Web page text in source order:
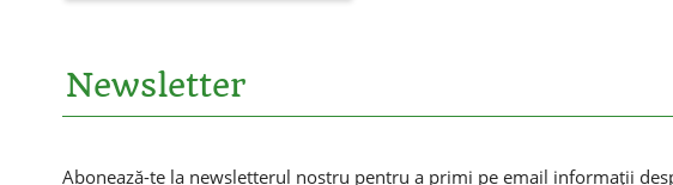
Newsletter
Abonează-te la newsletterul nostru pentru a primi pe email informaţii